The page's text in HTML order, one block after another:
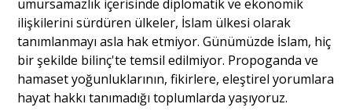
umursamazlık içerisinde diplomatik ve ekonomik
ilişkilerini sürdüren ülkeler, İslam ülkesi olarak
tanımlanmayı asla hak etmiyor. Günümüzde İslam, hiç
bir şekilde bilinç'te temsil edilmiyor. Propoganda ve
hamaset yoğunluklarının, fikirlere, eleştirel yorumlara
hayat hakkı tanımadığı toplumlarda yaşıyoruz.